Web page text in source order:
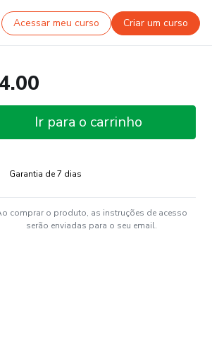
Acessar meu curso Criar um curso
Ir para o carrinho
Garantia de 7 dias
comprar o produto, as instruções de acesso
serão enviadas para o seu email.